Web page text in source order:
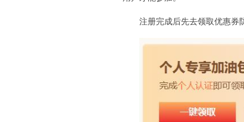
注册完成后先去领取优惠券